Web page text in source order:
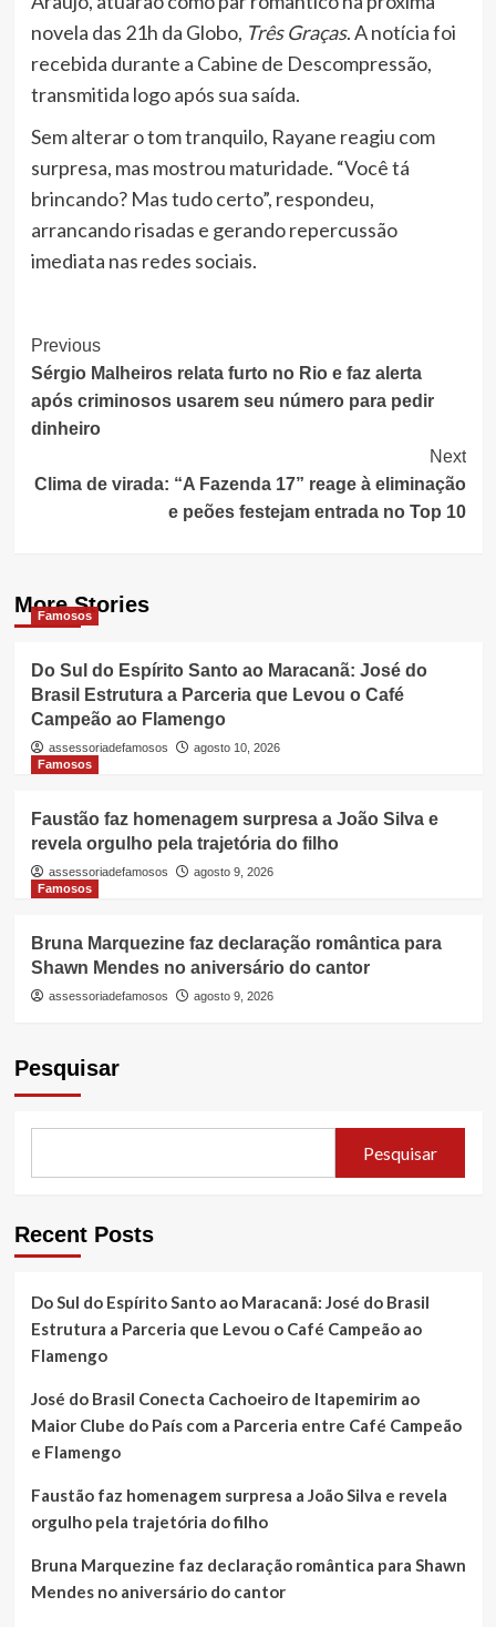
novela das 21h da Globo, Três Graças. A notícia foi
recebida durante a Cabine de Descompressão,
transmitida logo após sua saída.
Sem alterar o tom tranquilo, Rayane reagiu com
surpresa, mas mostrou maturidade. “Você tá
brincando? Mas tudo certo”, respondeu,
arrancando risadas e gerando repercussão
imediata nas redes sociais.
Post
Navigation
Previous
Sérgio Malheiros relata furto no Rio e faz alerta
após criminosos usarem seu número para pedir
dinheiro
Next
Clima de virada: “A Fazenda 17” reage à eliminação
e peões festejam entrada no Top 10
More Stories
Famosos
Do Sul do Espírito Santo ao Maracanã: José do
Brasil Estrutura a Parceria que Levou o Café
Campeão ao Flamengo
assessoriadefamosos
agosto 10, 2026
Famosos
Faustão faz homenagem surpresa a João Silva e
revela orgulho pela trajetória do filho
assessoriadefamosos
agosto 9, 2026
Famosos
Bruna Marquezine faz declaração romântica para
Shawn Mendes no aniversário do cantor
assessoriadefamosos agosto 9, 2026
Pesquisar
Pesquisar
Recent Posts
Do Sul do Espírito Santo ao Maracanã: José do Brasil
Estrutura a Parceria que Levou o Café Campeão ao
Flamengo
José do Brasil Conecta Cachoeiro de Itapemirim ao
Maior Clube do País com a Parceria entre Café Campeão
e Flamengo
Faustão faz homenagem surpresa a João Silva e revela
orgulho pela trajetória do filho
Bruna Marquezine faz declaração romântica para Shawn
Mendes no aniversário do cantor